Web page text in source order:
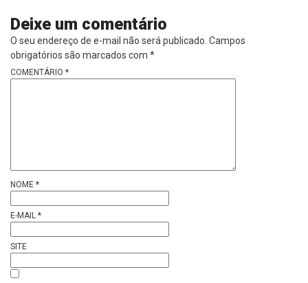
Deixe um comentário
O seu endereço de e-mail não será publicado. Campos
obrigatórios são marcados com *
COMENTÁRIO *
NOME *
E-MAIL *
SITE